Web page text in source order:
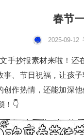
春节
2025-09-12
手抄报素材来啦！
事、节日祝福，让孩
创作热情，还能加深
！👇